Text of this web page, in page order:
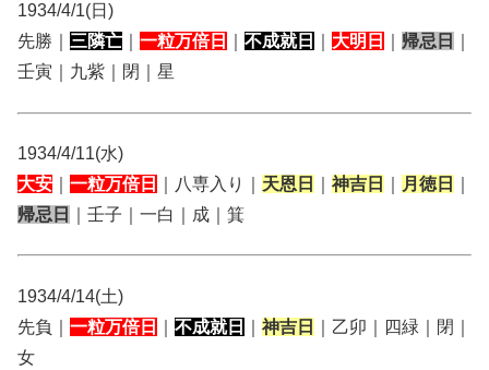
1934/4/1(日)
先勝｜ 三隣亡 一粒万倍日 不成就日 大明日 帰忌日
壬寅｜九紫｜閉｜星
1934/4/11(水)
大安
一粒万倍日 ｜八専入り｜ 天恩日 神吉日 月徳日
帰忌日
｜壬子｜一白｜成｜箕
1934/4/14(土)
先負｜ 一粒万倍日 不成就日 神吉日
｜乙卯｜四緑｜閉｜
女